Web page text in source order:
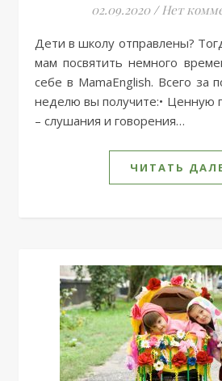
02.09.2020 / Нет
Дети в школу отправлены? Тогда мы приглашаем
мам посвятить немного
себе в MamaEnglish. Всего за
неделю вы получите:• Ценную
– слушания и говорения…
ЧИТАТЬ